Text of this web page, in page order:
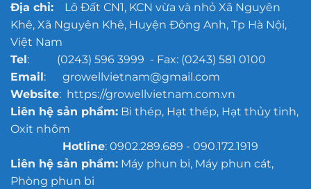
Địa chỉ:Lô Đất CN1, KCN vừa và nhỏ Xã Nguyên
Khê, Xã Nguyên Khê, Huyện Đông Anh, Tp Hà Nội,
Việt Nam
Tel: (0243) 596 3999 - Fax: (0243) 581 0100
Email: growellvietnam@gmail.com
Website: https://growellvietnam.com.vn
Liên hệ sản phẩm:Bi thép, Hạt thép, Hạt thủy tinh,
Oxit nhôm
Hotline: 0902.289.689 - 090.172.1919
Liên hệ sản phẩm:Máy phun bi, Máy phun cát,
Phòng phun bi